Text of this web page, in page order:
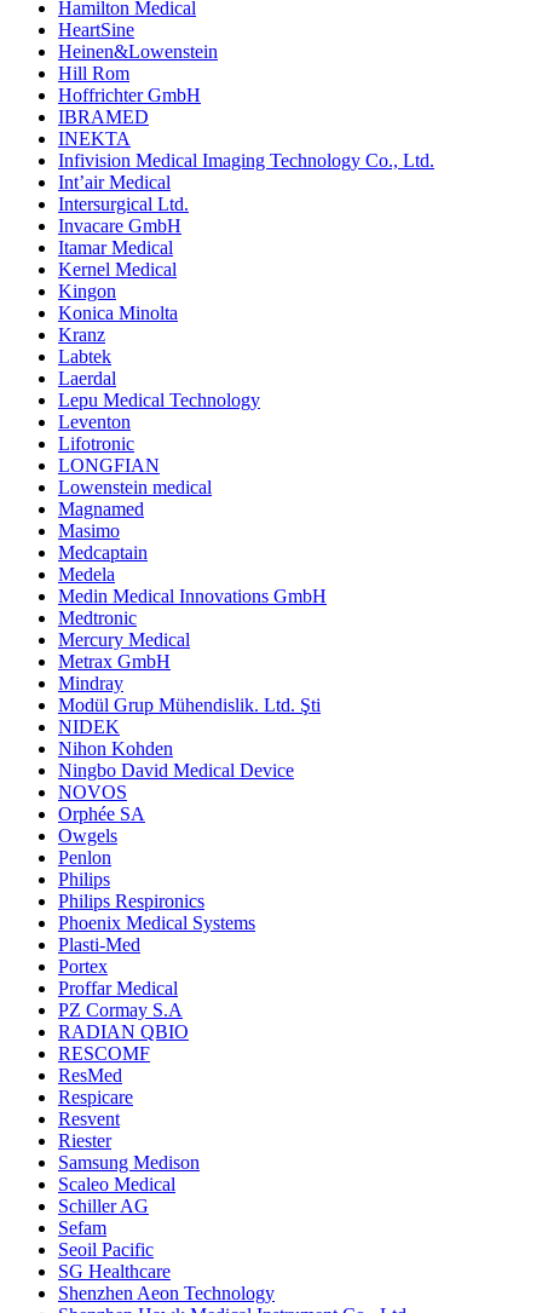
Hamilton Medical
HeartSine
Heinen&Lowenstein
Hill Rom
Hoffrichter GmbH
IBRAMED
INEKTA
Infivision Medical Imaging Technology Co., Ltd.
Int’air Medical
Intersurgical Ltd.
Invacare GmbH
Itamar Medical
Kernel Medical
Kingon
Konica Minolta
Kranz
Labtek
Laerdal
Lepu Medical Technology
Leventon
Lifotronic
LONGFIAN
Lowenstein medical
Magnamed
Masimo
Medcaptain
Medela
Medin Medical Innovations GmbH
Medtronic
Mercury Medical
Metrax GmbH
Mindray
Modül Grup Mühendislik. Ltd. Şti
NIDEK
Nihon Kohden
Ningbo David Medical Device
NOVOS
Orphée SA
Owgels
Penlon
Philips
Philips Respironics
Phoenix Medical Systems
Plasti-Med
Portex
Proffar Medical
PZ Cormay S.A
RADIAN QBIO
RESCOMF
ResMed
Respicare
Resvent
Riester
Samsung Medison
Scaleo Medical
Schiller AG
Sefam
Seoil Pacific
SG Healthcare
Shenzhen Aeon Technology